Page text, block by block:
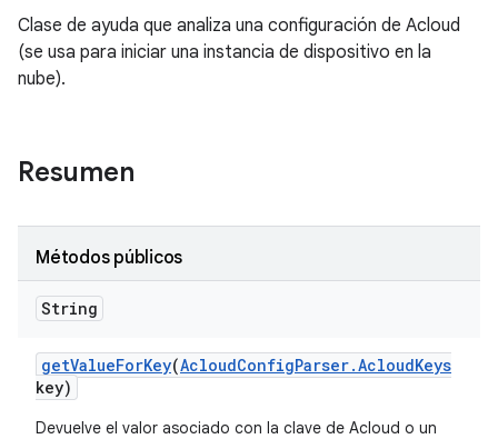
Clase de ayuda que analiza una configuración de Acloud
(se usa para iniciar una instancia de dispositivo en la
nube).
Resumen
Métodos públicos
String
getValueForKey(AcloudConfigParser.AcloudKeys
key)
Devuelve el valor asociado con la clave de Acloud o un